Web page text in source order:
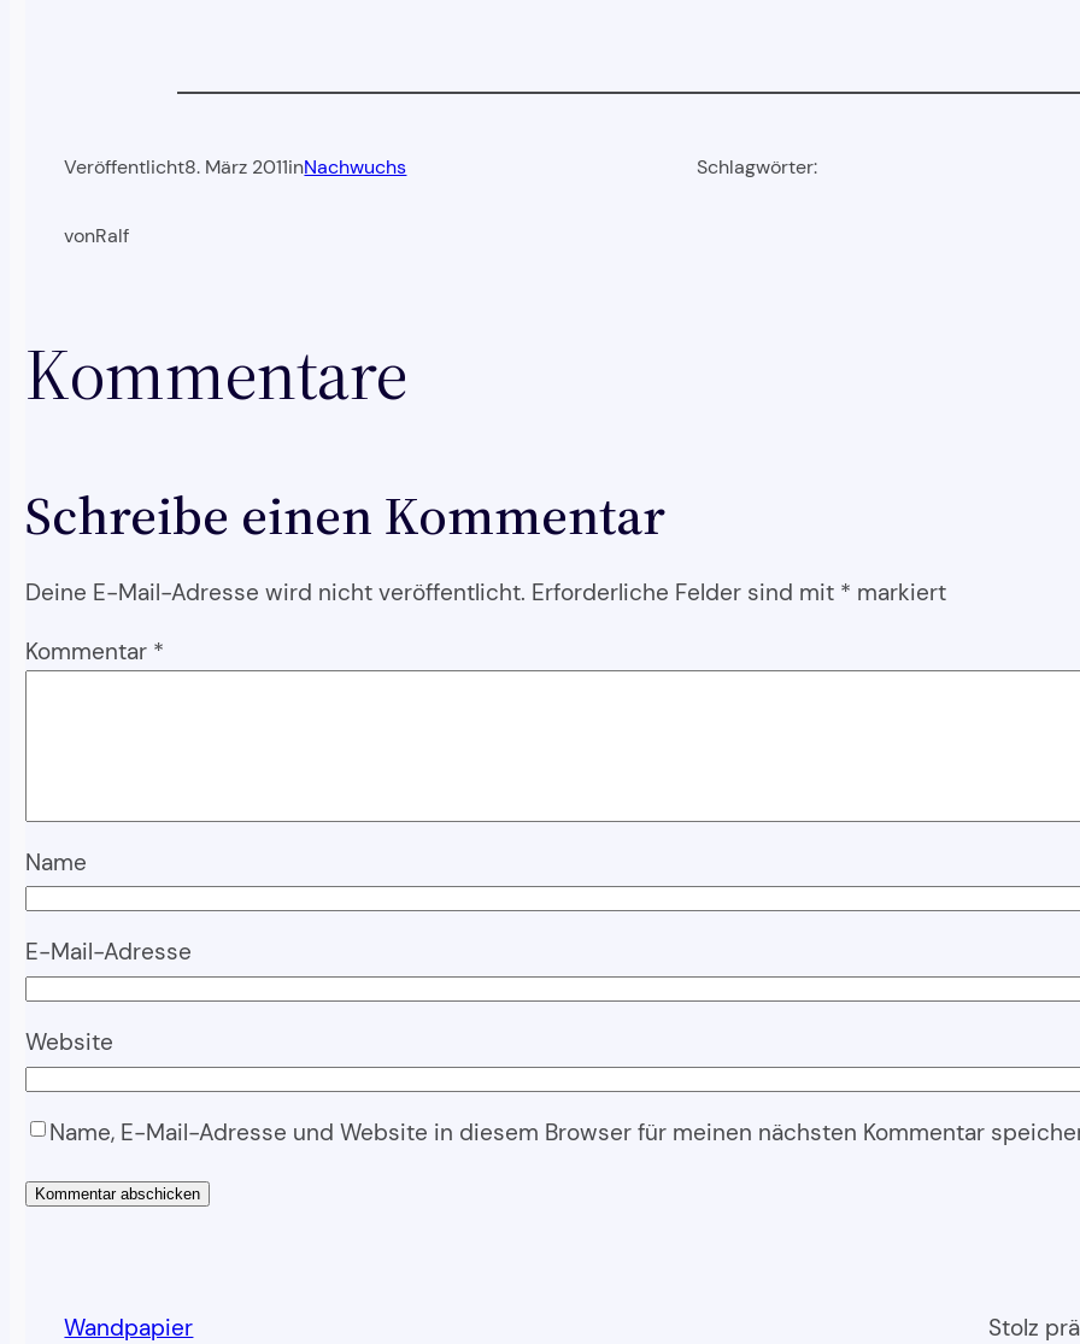
Veröffentlicht8. März 2011inNachwuchs
vonRalf
Schlagwörter:
Kommentare
Schreibe einen Kommentar
Deine E-Mail-Adresse wird nicht veröffentlicht. Erforderliche Felder sind mit * markiert
Kommentar *
Name
E-Mail-Adresse
Website
Name, E-Mail-Adresse und Website in diesem Browser für meinen nächsten Kommentar
Wandpapier Stolz